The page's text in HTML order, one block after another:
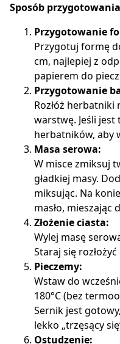
Sposób
Przygotowanie
Przygotuj formę
cm, najlepiej z
papierem do
Przygotowanie
Rozłóż
warstwę. Jeśli
herbatników, aby
Masa serowa:
W misce zmiksuj
gładkiej masy.
miksując. Na
masło, mieszając
Złożenie ciasta:
Wylej masę
Staraj się
Pieczemy:
Wstaw do
180°C (bez
Sernik jest
lekko „trzęsący
Ostudzenie: